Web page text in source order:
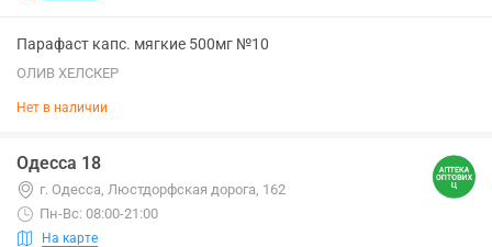
Парафаст капс. мягкие 500мг №10
ОЛИВ ХЕЛСКЕР
Нет в наличии
Одесса 18
г. Одесса, Люстдорфская дорога, 162
Пн-Вс: 08:00-21:00
На карте